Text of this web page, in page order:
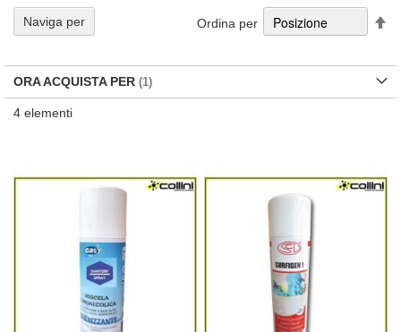
4 elementi
Ordina per
Naviga per
ORA ACQUISTA PER